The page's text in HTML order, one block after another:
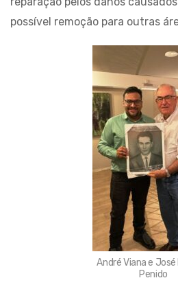
possível remoção para outras
André Viana e José
Penido